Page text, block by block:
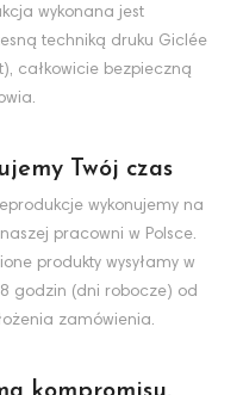
wykonana jest
techniką druku Giclée
całkowicie bezpieczną
Twój czas
wykonujemy na
pracowni w Polsce.
produkty wysyłamy w
godzin (dni robocze) od
zamówienia.